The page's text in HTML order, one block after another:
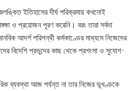
ইতিহাসের দীর্ঘ পরিক্রমায় কখনোই
ও প্রয়োজন পূরণ করেনি। বরং তারা সর্বদা
আদর্শ পরিপন্থী কর্মকাণ্ডের মাধ্যমে নিজেদের
বিদেশি প্রভুদের কাছ থেকে প্রশংসা ও সুযোগ-
ব্যবস্থা আজ পর্যন্ত না তার নিজের ভূখণ্ডকে